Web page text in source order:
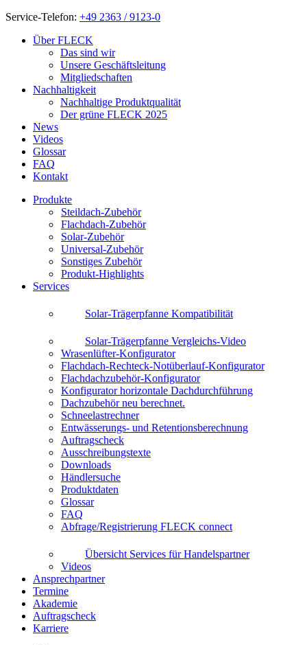
Service-Telefon: +49 2363 / 9123-0
Über FLECK
Das sind wir
Unsere Geschäftsleitung
Mitgliedschaften
Nachhaltigkeit
Nachhaltige Produktqualität
Der grüne FLECK 2025
News
Videos
Glossar
FAQ
Kontakt
Produkte
Steildach-Zubehör
Flachdach-Zubehör
Solar-Zubehör
Universal-Zubehör
Sonstiges Zubehör
Produkt-Highlights
Services
Solar-Trägerpfanne Kompatibilität
Solar-Trägerpfanne Vergleichs-Video
Wrasenlüfter-Konfigurator
Flachdach-Rechteck-Notüberlauf-Konfigurator
Flachdachzubehör-Konfigurator
Konfigurator horizontale Dachdurchführung
Dachzubehör neu berechnet.
Schneelastrechner
Entwässerungs- und Retentionsberechnung
Auftragscheck
Ausschreibungstexte
Downloads
Händlersuche
Produktdaten
Glossar
FAQ
Abfrage/Registrierung FLECK connect
Übersicht Services für Handelspartner
Videos
Ansprechpartner
Termine
Akademie
Auftragscheck
Karriere